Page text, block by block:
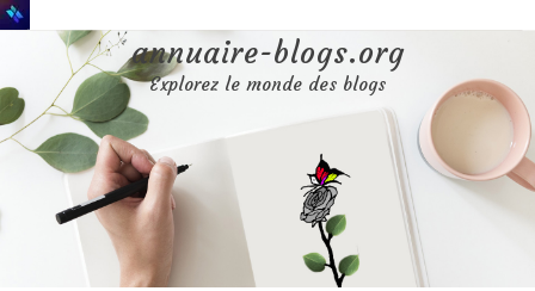
Aller
au
annuaire-blogs.org
Explorez le monde des blogs